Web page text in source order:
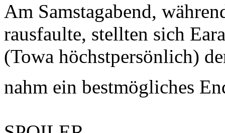
Am Samstagabend,
rausfaulte, stellten sich
(Towa höchstpersönlich)
nahm ein bestmögliches